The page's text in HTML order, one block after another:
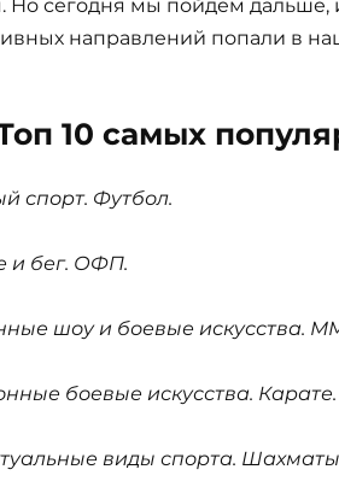
Но сегодня мы пойдем дальше,
направлений попали в
10 самых
и бег. ОФП.
шоу и боевые искусства.
боевые искусства. Карате.
виды спорта.